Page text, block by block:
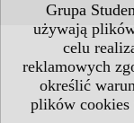
Grupa
używają
celu
reklamowych
określić
plików cookies